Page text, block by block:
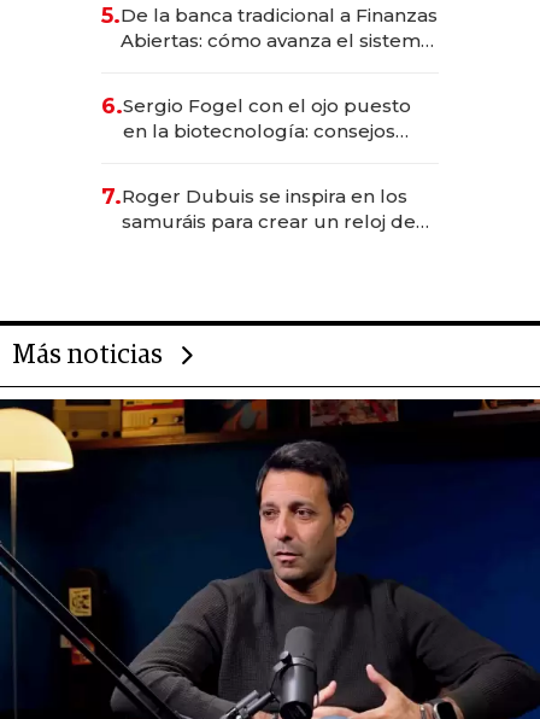
5.De la banca tradicional a Finanzas
Abiertas: cómo avanza el sistema
6.Sergio Fogel con el ojo puesto
en la biotecnología: consejos
rol de la IA
7.Roger Dubuis se inspira en los
samuráis para crear un reloj de
Más noticias